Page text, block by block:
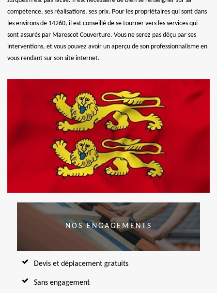
compétence, ses réalisations, ses prix. Pour les propriétaires qui sont dans
les environs de 14260, il est conseillé de se tourner vers les services qui
sont assurés par Marescot Couverture. Vous ne serez pas déçu par ses
interventions, et vous pouvez avoir un aperçu de son professionnalisme en
vous rendant sur son site internet.
NOS ENGAGEMENTS
Devis et déplacement gratuits
Sans engagement